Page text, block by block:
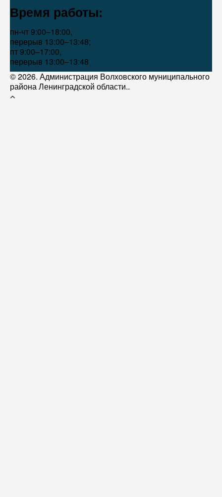
Время работы:
пн-чт 9:00–18:00,
перерыв 13:00–13:48;
пт 9:00–17:00,
перерыв 13:00–13:48
© 2026. Администрация Волховского муниципального
района Ленинградской области..